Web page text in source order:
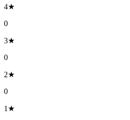
4★
0
3★
0
2★
0
1★